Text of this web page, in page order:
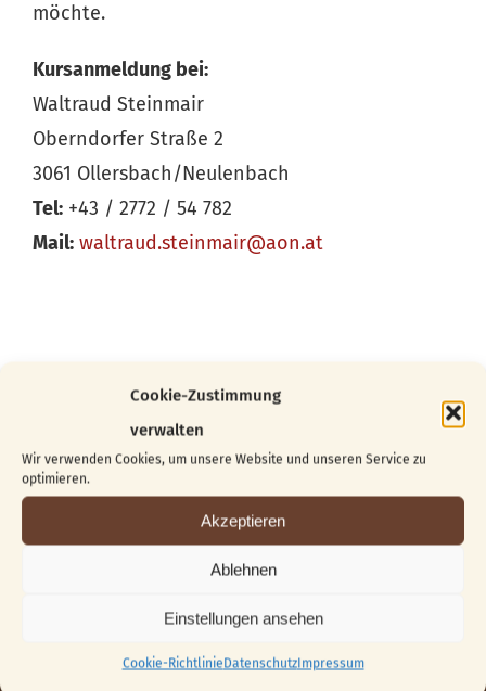
Cookie-Zustimmung
verwalten
Wir verwenden Cookies, um unsere Website und unseren Service zu
optimieren.
Akzeptieren
Ablehnen
Einstellungen ansehen
Cookie-RichtlinieDatenschutzImpressum
möchte.
Kursanmeldung bei:
Waltraud Steinmair
Oberndorfer Straße 2
3061 Ollersbach/Neulenbach
Tel: +43 / 2772 / 54 782
Mail: waltraud.steinmair@aon.at
News abonnieren€ 5,00 SHOP RABATT!